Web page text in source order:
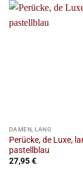
DAMEN, LANG
Perücke, de Luxe,
pastellblau
27,95€